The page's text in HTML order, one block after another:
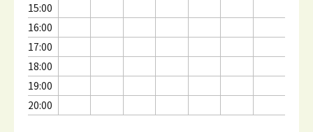
15:00
16:00
17:00
18:00
19:00
20:00